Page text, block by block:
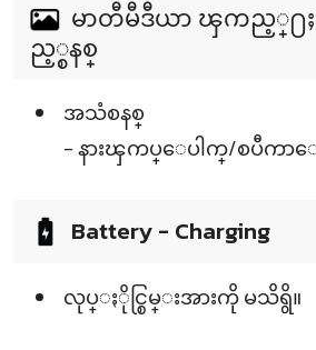
မာတီမီဒီယာ ၾကည့္႐ႈ
ည့္စနစ္
အသံစနစ္
- နားၾကပ္ေပါက္/စပီကာေ
Battery - Charging
လုပ္ႏိုင္စြမ္းအားကို မသိရွိ။